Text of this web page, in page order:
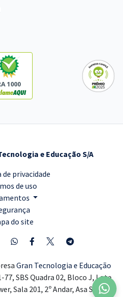
1000
e Educação S/A
privacidade
de uso
do site
Gran Tecnologia e Educação
77, SBS Quadra 02, Bloco J, Lote
Sala 201, 2º Andar, Asa Sul,